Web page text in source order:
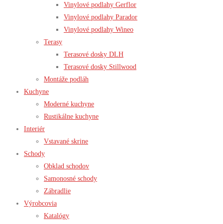
Vinylové podlahy Gerflor
Vinylové podlahy Parador
Vinylové podlahy Wineo
Terasy
Terasové dosky DLH
Terasové dosky Stillwood
Montáže podláh
Kuchyne
Moderné kuchyne
Rustikálne kuchyne
Interiér
Vstavané skrine
Schody
Obklad schodov
Samonosné schody
Zábradlie
Výrobcovia
Katalógy